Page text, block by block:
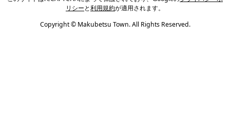
リシーと利用規約が適用されます。
Copyright © Makubetsu Town. All Rights Reserved.